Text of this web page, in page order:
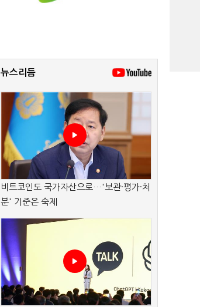
뉴스리듬
비트코인도 국가자산으로…'보관·평가·처
분' 기준은 숙제